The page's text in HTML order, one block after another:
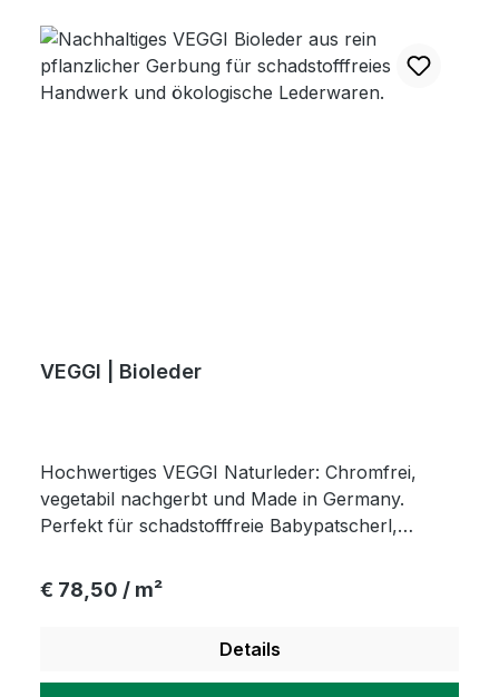
VEGGI | Bioleder
Hochwertiges VEGGI Naturleder: Chromfrei,
vegetabil nachgerbt und Made in Germany.
Perfekt für schadstofffreie Babypatscherl,
Accessoires mit ökologischem Gewissen.
Regulärer Preis:
€ 78,50 / m²
Details